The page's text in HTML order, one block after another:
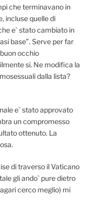
che terminavano in
incluse quelle di
e` stato cambiato in
base”. Serve per far
occhio
si. Ne modifica la
dalla lista?
e` stato approvato
un compromesso
ottenuto. La
di traverso il Vaticano
gli ando` pure dietro
cerco meglio) mi